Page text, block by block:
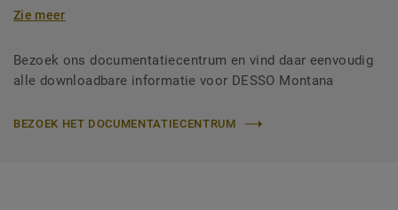
Zie meer
Bezoek ons documentatiecentrum en vind daar eenvoudig
alle downloadbare informatie voor DESSO Montana
BEZOEK HET DOCUMENTATIECENTRUM